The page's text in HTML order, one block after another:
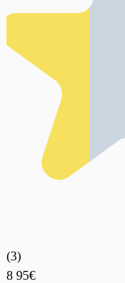
(3)
8 95€